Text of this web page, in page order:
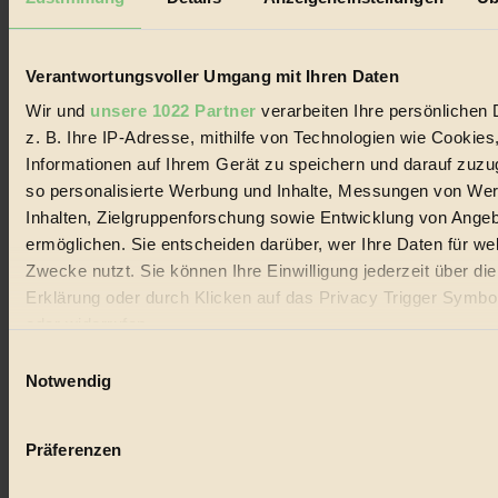
Verantwortungsvoller Umgang mit Ihren Daten
Wir und unsere 1022 Partner verarbeiten Ihre persönlichen
z. B. Ihre IP-Adresse, mithilfe von Technologien wie
Informationen auf Ihrem Gerät zu speichern und darauf
so personalisierte Werbung und Inhalte, Messungen von
Inhalten, Zielgruppenforschung sowie Entwicklung von
ermöglichen. Sie entscheiden darüber, wer Ihre Daten für
Zwecke nutzt. Sie können Ihre Einwilligung jederzeit über
Erklärung oder durch Klicken auf das Privacy Trigger
Wenn Sie es erlauben, würden wir auch gerne:
Ihr Gerät durch aktives Scannen nach bestimmten
Notwendig
Präferenzen
Biorama steht für einen nachhaltigen Lebensstil und bewussten
Lebenswandel. Es ist eine moderne Plattform für Ideen, Menschen
Handels mit Bioprodukten, des Fair-Trade sowie der Branche
alternativer Energien.
Social Media
22.601 Fans auf Facebook
3.415 Follower auf Twitter
Folge uns auf Instagram
Themen
Bio
Vegan